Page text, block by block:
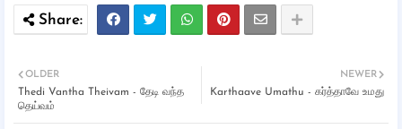
NEWER
Karthaave Umathu - கர்த்தாவே உமது
OLDER
Thedi Vantha Theivam - தேடி வந்த
தெய்வம்